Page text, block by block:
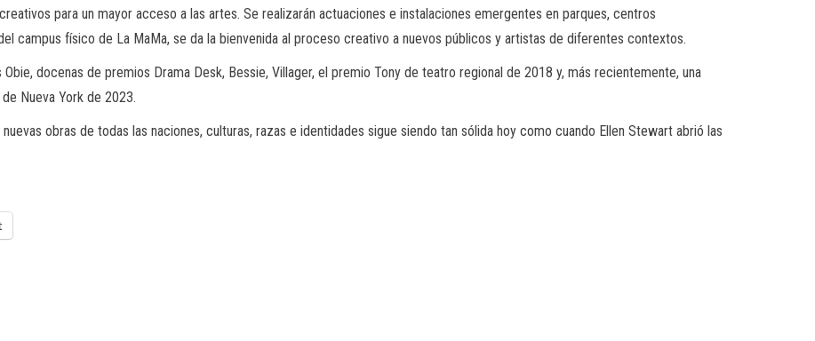
para un mayor acceso a las artes. Se realizarán actuaciones e instalaciones emergentes en parques, centros
campus físico de La MaMa, se da la bienvenida al proceso creativo a nuevos públicos y artistas de diferentes contextos.
docenas de premios Drama Desk, Bessie, Villager, el premio Tony de teatro regional de 2018 y, más recientemente, una
Nueva York de 2023.
obras de todas las naciones, culturas, razas e identidades sigue siendo tan sólida hoy como cuando Ellen Stewart abrió las